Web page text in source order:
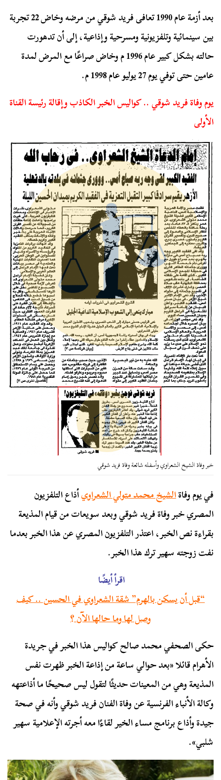
بعد أزمة عام 1990 تعافى فريد شوقي من مرضه وخاض 22 تجربة
بين سينمائية وتلفزيونية ومسرحية وإذاعية، إلى أن تدهورت
حالته بشكل كبير عام 1996 م وخاض صراعًا مع المرض لمدة
عامين حتى توفي يوم 27 يوليو عام 1998 م.
يوم وفاة فريد شوقي .. كواليس الخبر الكاذب وإقالة رئيسة القناة
الأولى
خبر وفاة الشيخ الشعراوي وأسفله شائعة وفاة فريد شوقي
في يوم وفاةالشيخ محمد متولي الشعراويأذاع التلفزيون
المصري خبر وفاة فريد شوقي وبعد سويعات من قيام المذيعة
بقراءة نص الخبر، اعتذر التلفزيون المصري عن هذا الخبر بعدما
نفت زوجته سهير ترك هذا الخبر.
اقرأ أيضًا
“قبل أن يسكن بالهرم” شقة الشعراوي في الحسين .. كيف
وصل لها وما حالها الآن ؟
حكى الصحفي محمد صالح كواليس هذا الخبر في جريدة
الأهرام قائلا «بعد حوالي ساعة من إذاعة الخبر ظهرت نفس
المذيعة وهي من المعينات حديثًا لتقول ليس صحيحًا ما أذاعتهه
وكالة الأنباء الفرنسية عن وفاة الفنان فريد شوقي وأنه في صحة
جيدة وأذاع برنامج مساء الخير لقاءًا معه أجرته الإعلامية سهير
شلبي».